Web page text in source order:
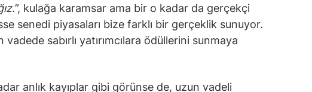
”, kulağa karamsar ama bir o kadar da gerçekçi
senedi piyasaları bize farklı bir gerçeklik sunuyor.
sabırlı yatırımcılara ödüllerini sunmaya
anlık kayıplar gibi görünse de, uzun vadeli